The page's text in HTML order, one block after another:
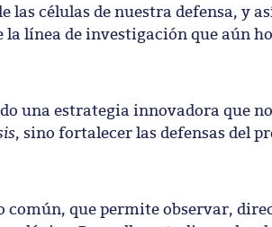
las células de nuestra defensa, y
línea de investigación que aún
una estrategia innovadora que
, sino fortalecer las defensas del
que permite observar,